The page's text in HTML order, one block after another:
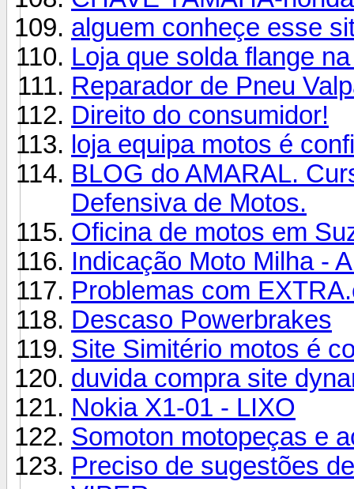
alguem conheçe esse
Loja que solda flange
Reparador de Pneu
Direito do consumidor!
loja equipa motos é
BLOG do AMARAL.
Defensiva de Motos.
Oficina de motos em
Indicação Moto Milha -
Problemas com
Descaso Powerbrakes
Site Simitério motos é
duvida compra site
Nokia X1-01 - LIXO
Somoton motopeças e
Preciso de sugestões